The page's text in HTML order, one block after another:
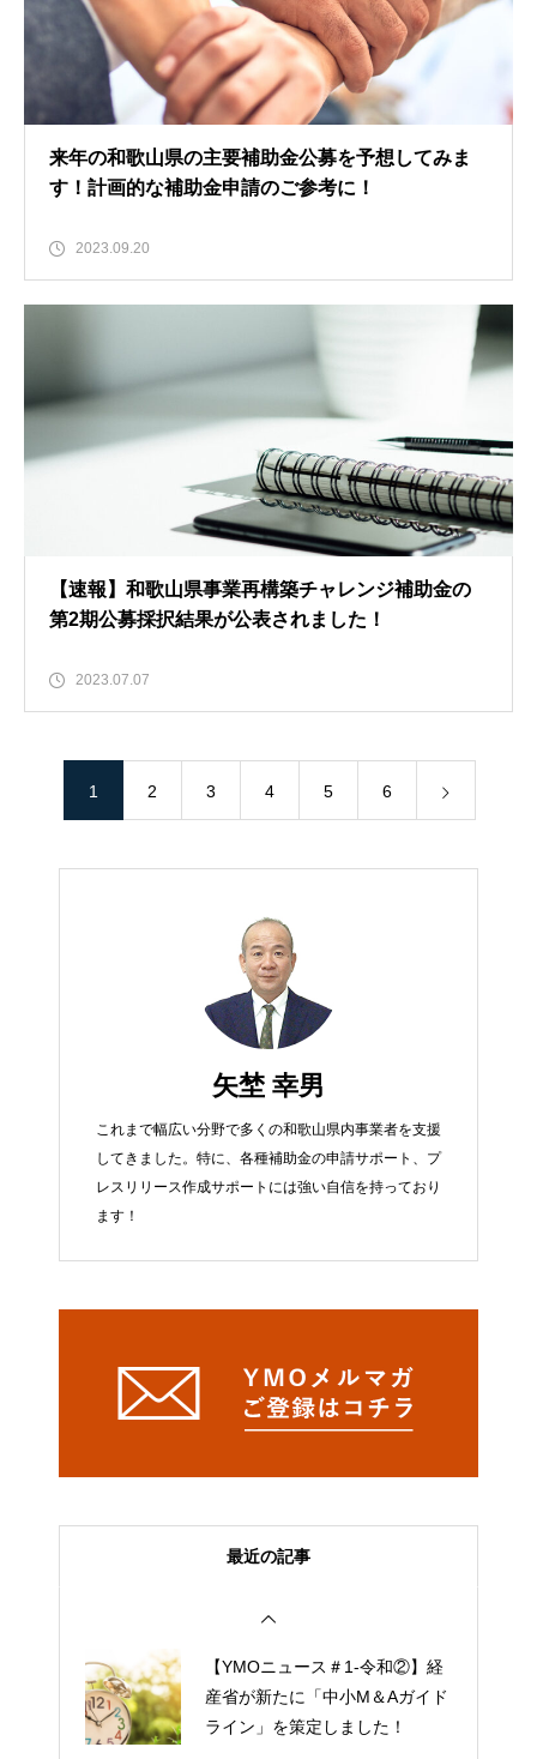
来年の和歌山県の主要補助金公募を予想してみま
す！計画的な補助金申請のご参考に！
2023.09.20
【速報】和歌山県事業再構築チャレンジ補助金の
第2期公募採択結果が公表されました！
2023.07.07
1 2 3 4 5 6
矢埜 幸男
これまで幅広い分野で多くの和歌山県内事業者を支援
してきました。特に、各種補助金の申請サポート、プ
レスリリース作成サポートには強い自信を持っており
ます！
最近の記事
【YMOニュース＃1-令和②】経
産省が新たに「中小M＆Aガイド
ライン」を策定しました！